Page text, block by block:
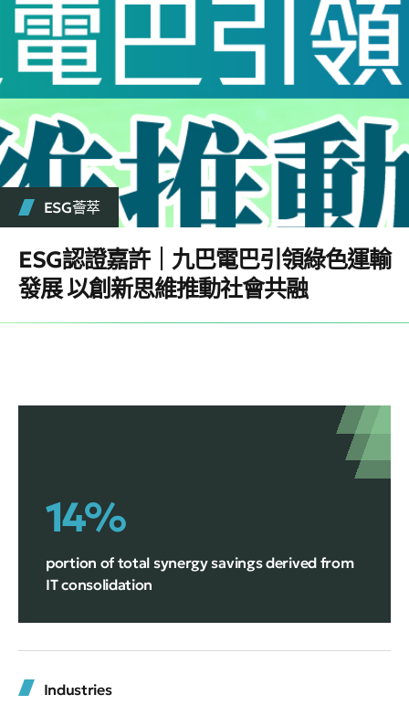
ESG薈萃
ESG認證嘉許｜九巴電巴引領綠色運輸
發展 以創新思維推動社會共融
14%
portion of total synergy savings derived from
IT consolidation
Industries